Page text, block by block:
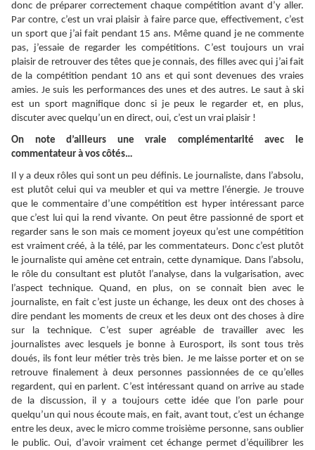
donc de préparer correctement chaque compétition avant d’y aller.
Par contre, c’est un vrai plaisir à faire parce que, effectivement, c’est
un sport que j’ai fait pendant 15 ans. Même quand je ne commente
pas, j’essaie de regarder les compétitions. C’est toujours un vrai
plaisir de retrouver des têtes que je connais, des filles avec qui j’ai fait
de la compétition pendant 10 ans et qui sont devenues des vraies
amies. Je suis les performances des unes et des autres. Le saut à ski
est un sport magnifique donc si je peux le regarder et, en plus,
discuter avec quelqu’un en direct, oui, c’est un vrai plaisir !
On note d’ailleurs une vraie complémentarité avec le
commentateur à vos côtés…
Il y a deux rôles qui sont un peu définis. Le journaliste, dans l’absolu,
est plutôt celui qui va meubler et qui va mettre l’énergie. Je trouve
que le commentaire d’une compétition est hyper intéressant parce
que c’est lui qui la rend vivante. On peut être passionné de sport et
regarder sans le son mais ce moment joyeux qu’est une compétition
est vraiment créé, à la télé, par les commentateurs. Donc c’est plutôt
le journaliste qui amène cet entrain, cette dynamique. Dans l’absolu,
le rôle du consultant est plutôt l’analyse, dans la vulgarisation, avec
l’aspect technique. Quand, en plus, on se connait bien avec le
journaliste, en fait c’est juste un échange, les deux ont des choses à
dire pendant les moments de creux et les deux ont des choses à dire
sur la technique. C’est super agréable de travailler avec les
journalistes avec lesquels je bonne à Eurosport, ils sont tous très
doués, ils font leur métier très très bien. Je me laisse porter et on se
retrouve finalement à deux personnes passionnées de ce qu’elles
regardent, qui en parlent. C’est intéressant quand on arrive au stade
de la discussion, il y a toujours cette idée que l’on parle pour
quelqu’un qui nous écoute mais, en fait, avant tout, c’est un échange
entre les deux, avec le micro comme troisième personne, sans oublier
le public. Oui, d’avoir vraiment cet échange permet d’équilibrer les